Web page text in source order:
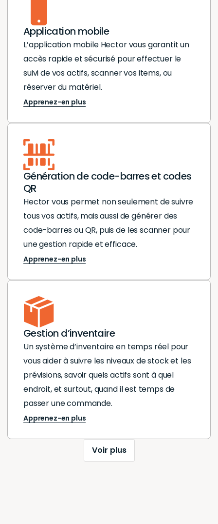
Application mobile
L’application mobile Hector vous garantit un
accès rapide et sécurisé pour effectuer le
suivi de vos actifs, scanner vos items, ou
réserver du matériel.
Apprenez-en plus
Génération de code-barres et codes
QR
Hector vous permet non seulement de suivre
tous vos actifs, mais aussi de générer des
code-barres ou QR, puis de les scanner pour
une gestion rapide et efficace.
Apprenez-en plus
Gestion d’inventaire
Un système d’inventaire en temps réel pour
vous aider à suivre les niveaux de stock et les
prévisions, savoir quels actifs sont à quel
endroit, et surtout, quand il est temps de
passer une commande.
Apprenez-en plus
Voir plus